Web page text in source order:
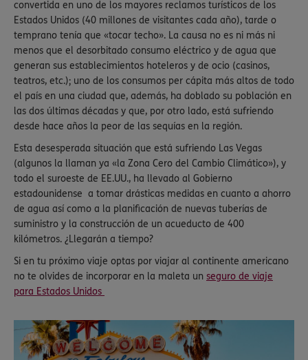
convertida en uno de los mayores reclamos turísticos de los
Estados Unidos (40 millones de visitantes cada año), tarde o
temprano tenía que «tocar techo». La causa no es ni más ni
menos que el desorbitado consumo eléctrico y de agua que
generan sus establecimientos hoteleros y de ocio (casinos,
teatros, etc.); uno de los consumos per cápita más altos de todo
el país en una ciudad que, además, ha doblado su población en
las dos últimas décadas y que, por otro lado, está sufriendo
desde hace años la peor de las sequías en la región.
Esta desesperada situación que está sufriendo Las Vegas
(algunos la llaman ya «la Zona Cero del Cambio Climático»), y
todo el suroeste de EE.UU., ha llevado al Gobierno
estadounidense a tomar drásticas medidas en cuanto a ahorro
de agua así como a la planificación de nuevas tuberías de
suministro y la construcción de un acueducto de 400
kilómetros. ¿Llegarán a tiempo?
Si en tu próximo viaje optas por viajar al continente americano
no te olvides de incorporar en la maleta un seguro de viaje
para Estados Unidos